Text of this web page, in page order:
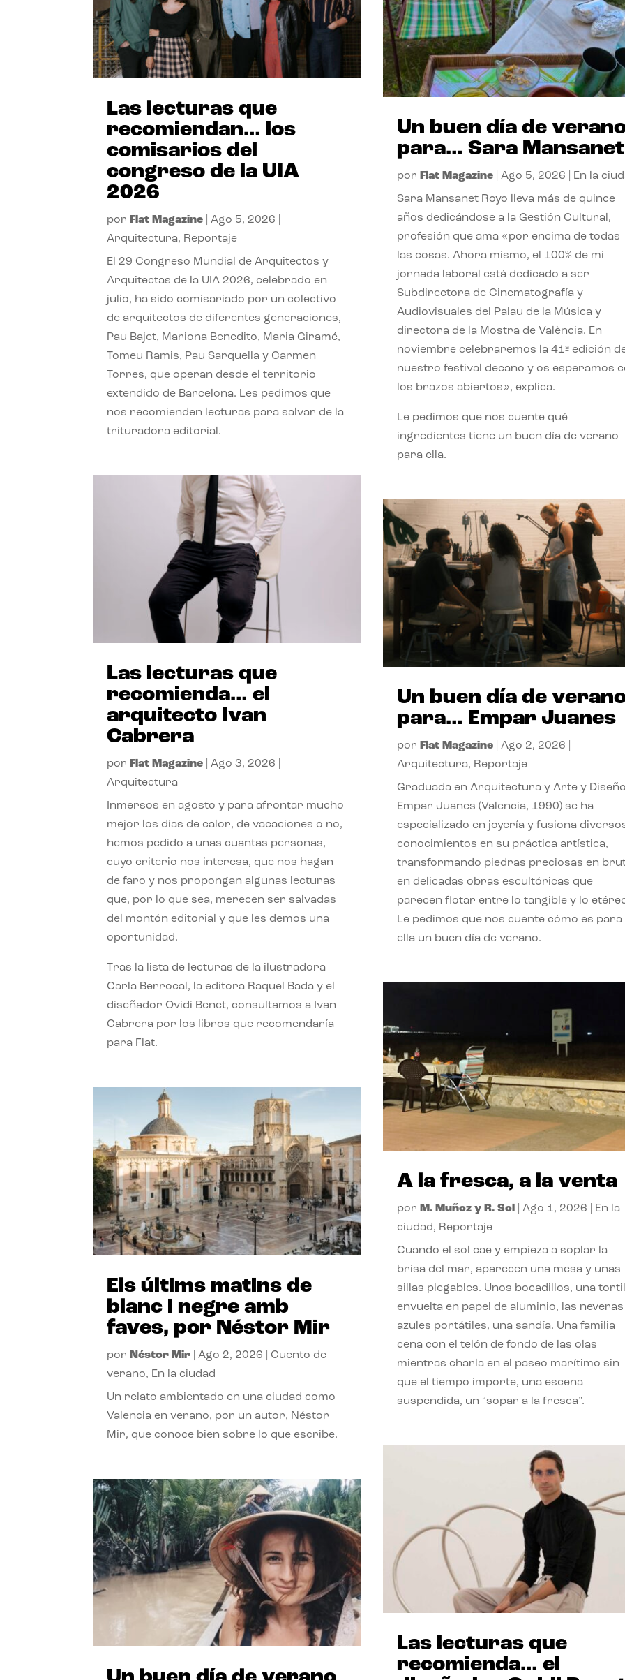
Las lecturas que
recomiendan… los
comisarios del
congreso de la UIA
2026
por Flat Magazine |Ago 5, 2026
Arquitectura, Reportaje
El 29 Congreso Mundial de Arquitectos y
Arquitectas de la UIA 2026, celebrado en
julio, ha sido comisariado por un colectivo
de arquitectos de diferentes generaciones,
Pau Bajet, Mariona Benedito, Maria Giramé,
Tomeu Ramis, Pau Sarquella y Carmen
Torres, que operan desde el territorio
extendido de Barcelona. Les pedimos que
nos recomienden lecturas para salvar de la
trituradora editorial.
Las lecturas que
recomienda… el
arquitecto Ivan
Cabrera
por Flat Magazine |Ago 3, 2026
Arquitectura
Inmersos en agosto y para afrontar mucho
mejor los días de calor, de vacaciones o no,
hemos pedido a unas cuantas personas,
cuyo criterio nos interesa, que nos hagan
de faro y nos propongan algunas lecturas
que, por lo que sea, merecen ser salvadas
del montón editorial y que les demos una
oportunidad.
Tras la lista de lecturas de la ilustradora
Carla Berrocal, la editora Raquel Bada y el
diseñador Ovidi Benet, consultamos a Ivan
Cabrera por los libros que recomendaría
para Flat.
Els últims matins de
blanc i negre amb
faves, por Néstor Mir
por Néstor Mir |Ago 2, 2026 |Cuento de
verano, En la ciudad
Un relato ambientado en una ciudad como
Valencia en verano, por un autor, Néstor
Mir, que conoce bien sobre lo que escribe.
Un buen día de
para… Sara Mansanet
por Flat Magazine| Ago 5, 2026 En la
Sara Mansanet Royo lleva más de quince
años dedicándose a la Gestión Cultural,
profesión que ama «por encima de todas
las cosas. Ahora mismo, el 100% de mi
jornada laboral está dedicado a ser
Subdirectora de Cinematografía y
Audiovisuales del Palau de la Música y
directora de la Mostra de València. En
noviembre celebraremos la 41ª edición
nuestro festival decano y os esperamos
los brazos abiertos», explica.
Le pedimos que nos cuente qué
ingredientes tiene un buen día de verano
para ella.
Un buen día de
para… Empar Juanes
por Flat Magazine| Ago 2, 2026
Arquitectura, Reportaje
Graduada en Arquitectura y Arte y
Empar Juanes (Valencia, 1990) se ha
especializado en joyería y fusiona
conocimientos en su práctica artística,
transformando piedras preciosas en
en delicadas obras escultóricas que
parecen flotar entre lo tangible y lo
Le pedimos que nos cuente cómo es para
ella un buen día de verano.
A la fresca, a la venta
por M. Muñoz y R. Sol Ago 1, 2026
En la
ciudad, Reportaje
Cuando el sol cae y empieza a soplar la
brisa del mar, aparecen una mesa y unas
sillas plegables. Unos bocadillos, una
envuelta en papel de aluminio, las neveras
azules portátiles, una sandía. Una familia
cena con el telón de fondo de las olas
mientras charla en el paseo marítimo sin
que el tiempo importe, una escena
suspendida, un “sopar a la fresca”.
Las lecturas que
recomienda… el